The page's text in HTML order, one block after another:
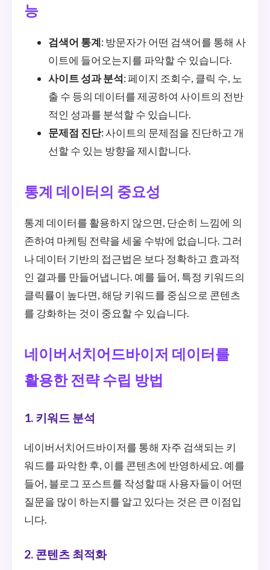
능
검색어 통계: 방문자가 어떤 검색어를 통해 사
이트에 들어오는지를 파악할 수 있습니다.
사이트 성과 분석: 페이지 조회수, 클릭 수, 노
출 수 등의 데이터를 제공하여 사이트의 전반
적인 성과를 분석할 수 있습니다.
문제점 진단: 사이트의 문제점을 진단하고 개
선할 수 있는 방향을 제시합니다.
통계 데이터의 중요성
통계 데이터를 활용하지 않으면, 단순히 느낌에 의
존하여 마케팅 전략을 세울 수밖에 없습니다. 그러
나 데이터 기반의 접근법은 보다 정확하고 효과적
인 결과를 만들어냅니다. 예를 들어, 특정 키워드의
클릭률이 높다면, 해당 키워드를 중심으로 콘텐츠
를 강화하는 것이 중요할 수 있습니다.
네이버서치어드바이저 데이터를
활용한 전략 수립 방법
1. 키워드 분석
네이버서치어드바이저를 통해 자주 검색되는 키
워드를 파악한 후, 이를 콘텐츠에 반영하세요. 예를
들어, 블로그 포스트를 작성할 때 사용자들이 어떤
질문을 많이 하는지를 알고 있다는 것은 큰 이점입
니다.
2. 콘텐츠 최적화